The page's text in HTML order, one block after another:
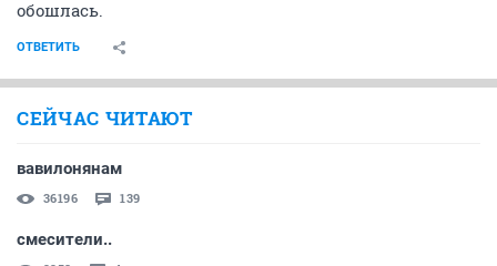
обошлась.
ОТВЕТИТЬ
СЕЙЧАС ЧИТАЮТ
вавилонянам
36196 139
смесители..